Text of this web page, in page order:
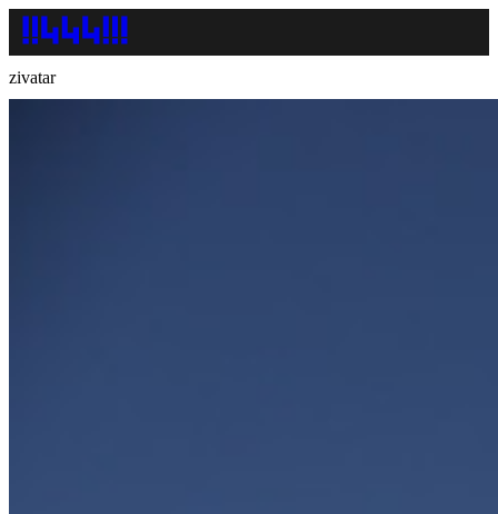
zivatar